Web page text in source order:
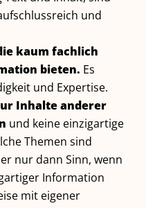
und
kaum fachlich
bieten. Es
und Expertise.
Inhalte anderer
und keine einzigartige
Themen sind
nur dann Sinn, wenn
Information
mit eigener